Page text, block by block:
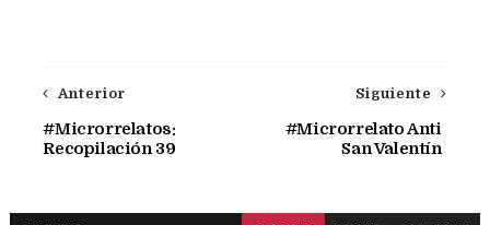
Siguiente
#Microrrelato Anti
San Valentín
Anterior
#Microrrelatos:
Recopilación 39